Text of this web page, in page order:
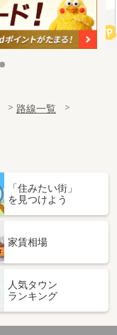
路線一覧
「住みたい街」
を見つけよう
家賃相場
人気タウン
ランキング